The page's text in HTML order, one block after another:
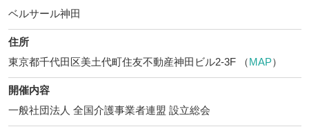
ベルサール神田
住所
東京都千代田区美土代町住友不動産神田ビル2-3F （MAP）
開催内容
一般社団法人 全国介護事業者連盟 設立総会